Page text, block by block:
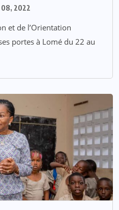
08, 2022
et de l’Orientation
portes à Lomé du 22 au